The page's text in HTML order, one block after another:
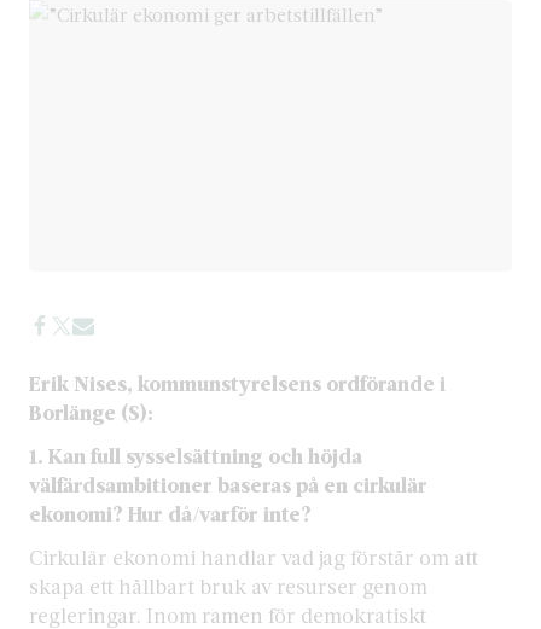
Erik Nises, kommunstyrelsens ordförande i
Borlänge (S):
1. Kan full sysselsättning och höjda
välfärdsambitioner baseras på en cirkulär
ekonomi? Hur då/varför inte?
Cirkulär ekonomi handlar vad jag förstår om att
skapa ett hållbart bruk av resurser genom
regleringar. Inom ramen för demokratiskt